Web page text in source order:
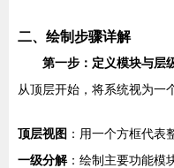
二、绘制步骤详解
第一步：定义模块与层
从顶层开始，将系统视为一
顶层视图 ：用一个方框代表
一级分解：绘制主要功能模